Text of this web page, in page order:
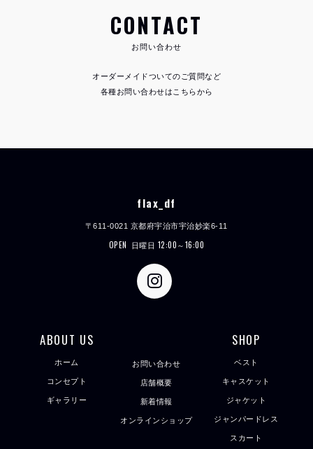
CONTACT
お問い合わせ
オーダーメイドついてのご質問など
各種お問い合わせはこちらから
flax_df
〒611-0021 京都府宇治市宇治妙楽6-11
OPEN 日曜日 12:00～16:00
ABOUT US
ホーム
コンセプト
ギャラリー
お問い合わせ
店舗概要
新着情報
オンラインショップ
SHOP
ベスト
キャスケット
ジャケット
ジャンパードレス
スカート